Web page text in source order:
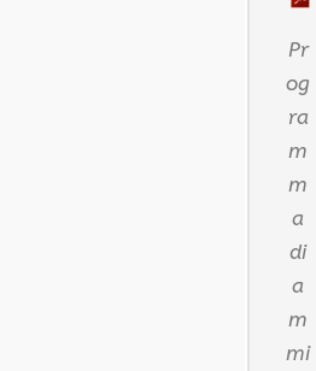
Pr
og
ra
m
m
a
di
a
m
mi